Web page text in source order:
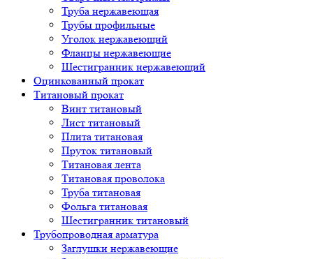
Труба нержавеющая
Трубы профильные
Уголок нержавеющий
Фланцы нержавеющие
Шестигранник нержавеющий
Оцинкованный прокат
Титановый прокат
Винт титановый
Лист титановый
Плита титановая
Пруток титановый
Титановая лента
Титановая проволока
Труба титановая
Фольга титановая
Шестигранник титановый
Трубопроводная арматура
Заглушки нержавеющие